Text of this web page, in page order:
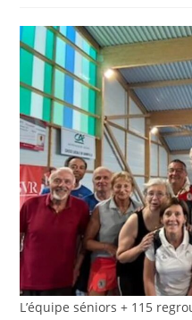
publication :
L’équipe séniors + 115